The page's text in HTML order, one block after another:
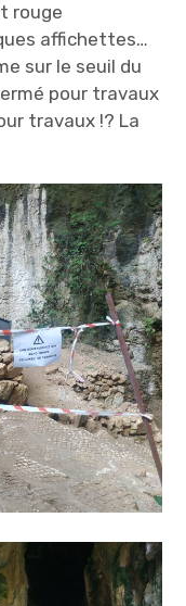
rouge
affichettes…
sur le seuil du
pour travaux
travaux !? La